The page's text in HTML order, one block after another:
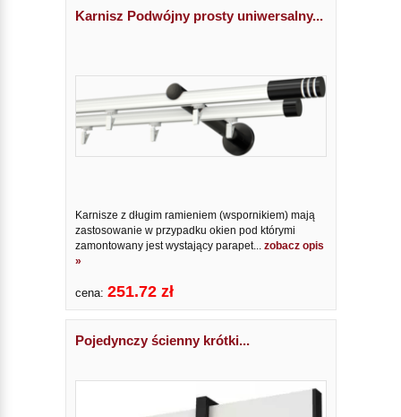
Karnisz Podwójny prosty uniwersalny...
Karnisze z długim ramieniem (wspornikiem) mają
zastosowanie w przypadku okien pod którymi
zamontowany jest wystający parapet... zobacz opis
»
cena: 251.72 zł
Pojedynczy ścienny krótki...